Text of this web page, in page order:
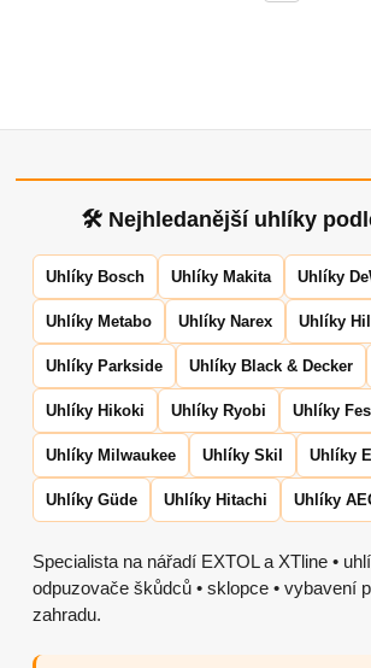
🛠 Nejhledanější uhlíky
Uhlíky Bosch Uhlíky Makita Uhlíky
Uhlíky Metabo Uhlíky Narex Uhlíky
Uhlíky Parkside Uhlíky Black & Decker
Uhlíky Hikoki Uhlíky Ryobi Uhlíky
Uhlíky Milwaukee Uhlíky Skil Uhlíky
Uhlíky Güde Uhlíky Hitachi Uhlíky
Specialista na nářadí EXTOL a XTline •
odpuzovače škůdců • sklopce • vybavení
zahradu.